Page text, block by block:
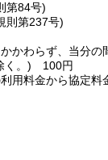
第84号)
則第237号)
かわらず、当分の
く。) 100円
用料金から協定料